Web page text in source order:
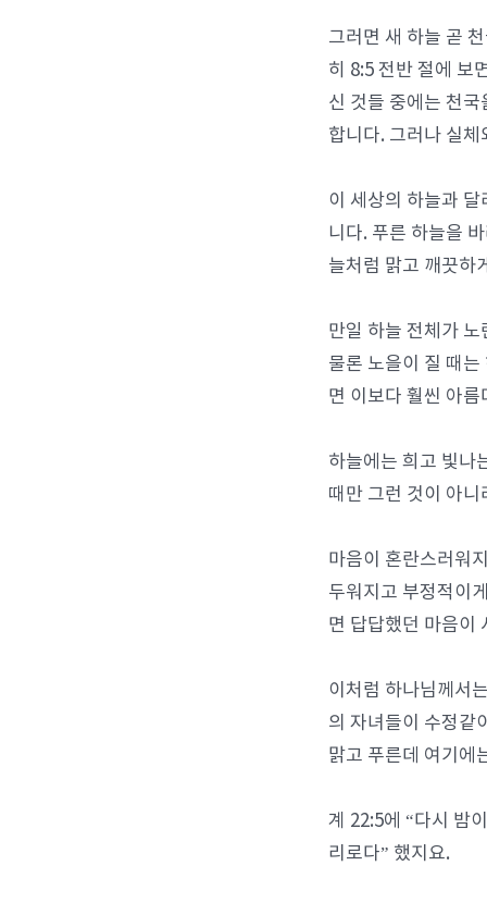
그러면 새 하늘 곧
히 8:5 전반 절에 보
신 것들 중에는 천
합니다. 그러나 실
이 세상의 하늘과
니다. 푸른 하늘을
늘처럼 맑고 깨끗하
만일 하늘 전체가
물론 노을이 질 때
면 이보다 훨씬 아
하늘에는 희고 빛나
때만 그런 것이 아
마음이 혼란스러워
두워지고 부정적이
면 답답했던 마음이
이처럼 하나님께서
의 자녀들이 수정같
맑고 푸른데 여기에
계 22:5에 “다시 밤
리로다” 했지요.